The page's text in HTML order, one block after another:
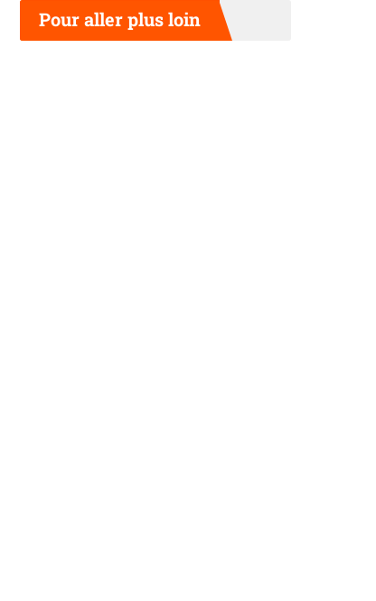
Pour aller plus loin